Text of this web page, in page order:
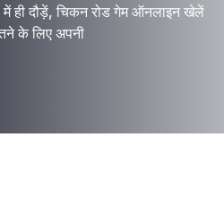
में ही दौड़ें, चिकन रोड गेम ऑनलाइन खेलें
के लिए अपनी